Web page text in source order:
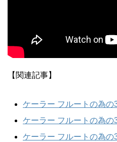
【関連記事】
ケーラー フルートの為の
ケーラー フルートの為の
ケーラー フルートの為の